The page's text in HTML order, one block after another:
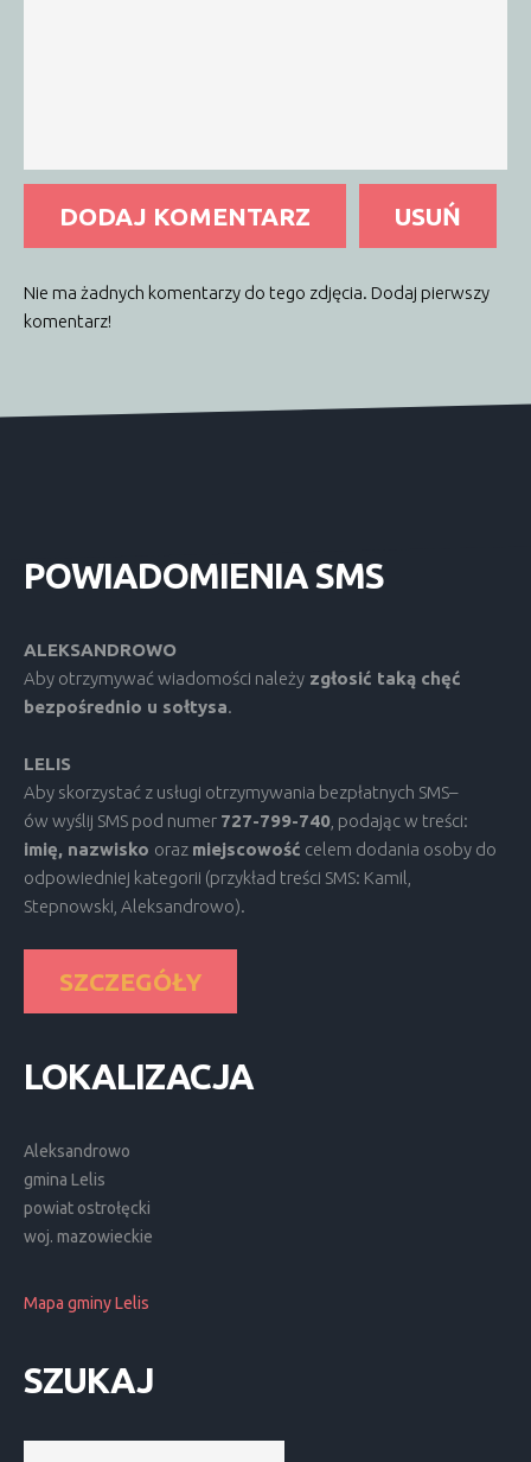
DODAJ KOMENTARZ USUŃ
Nie ma żadnych komentarzy do tego zdjęcia. Dodaj pierwszy
komentarz!
POWIADOMIENIASMS
ALEKSANDROWO
Aby otrzymywać wiadomości należy zgłosić taką chęć
bezpośrednio u sołtysa.
LELIS
Aby skorzystać z usługi otrzymywania bezpłatnych SMS–
ów wyślij SMS pod numer 727-799-740, podając w treści:
imię, nazwisko oraz miejscowość celem dodania osoby do
odpowiedniej kategorii (przykład treści SMS: Kamil,
Stepnowski, Aleksandrowo).
SZCZEGÓŁY
LOKALIZACJA
Aleksandrowo
gmina Lelis
powiat ostrołęcki
woj. mazowieckie
Mapa gminy Lelis
SZUKAJ